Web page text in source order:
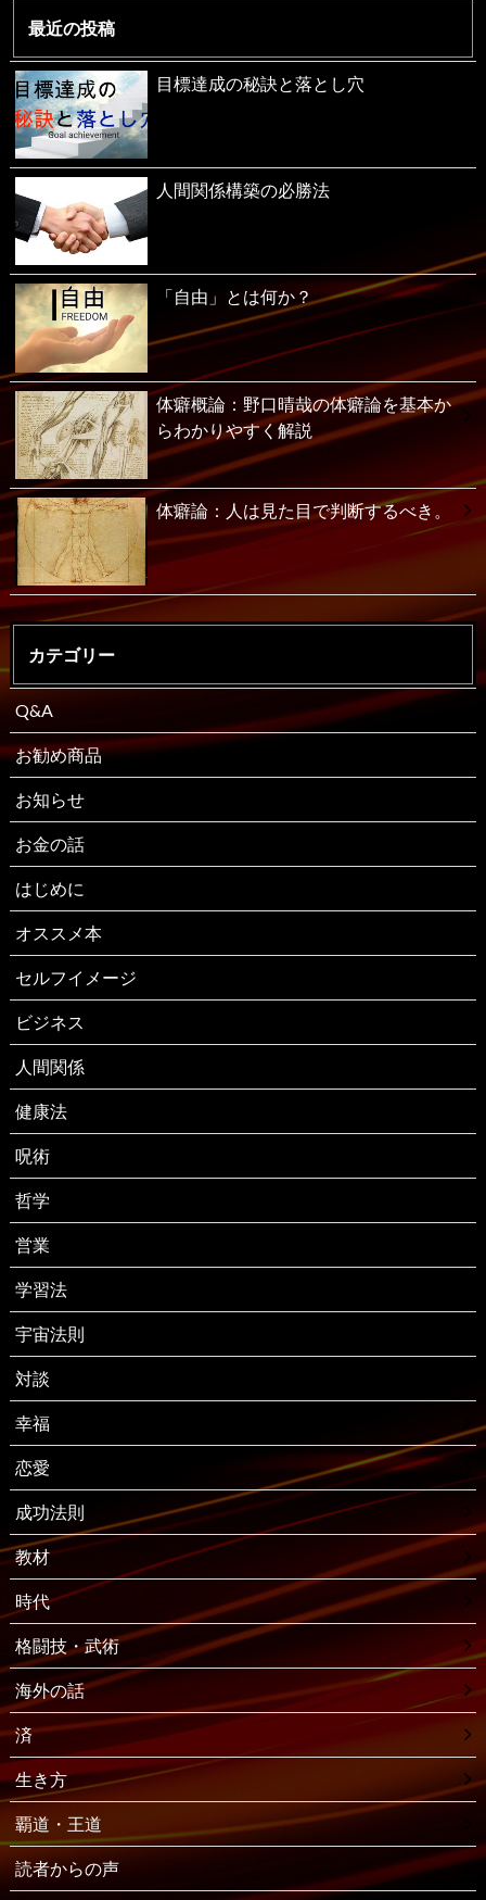
最近の投稿
目標達成の秘訣と落とし穴
人間関係構築の必勝法
「自由」とは何か？
体癖概論：野口晴哉の体癖論を基本か
らわかりやすく解説
体癖論：人は見た目で判断するべき。
カテゴリー
Q&A
お勧め商品
お知らせ
お金の話
はじめに
オススメ本
セルフイメージ
ビジネス
人間関係
健康法
呪術
哲学
営業
学習法
宇宙法則
対談
幸福
恋愛
成功法則
教材
時代
格闘技・武術
海外の話
済
生き方
覇道・王道
読者からの声